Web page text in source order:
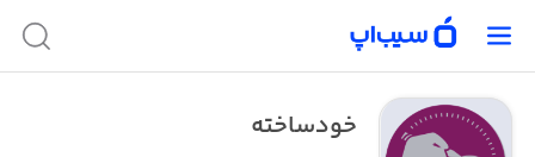
خودساخته